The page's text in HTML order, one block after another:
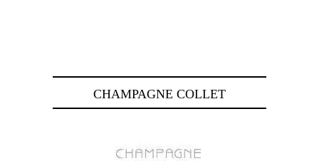
CHAMPAGNE COLLET